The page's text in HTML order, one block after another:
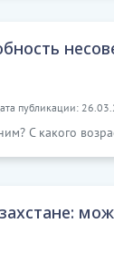
публикации:
С какого